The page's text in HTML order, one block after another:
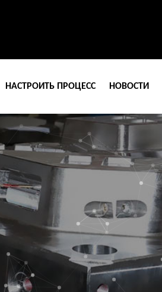
НАСТРОИТЬ ПРОЦЕСС НОВОСТИ